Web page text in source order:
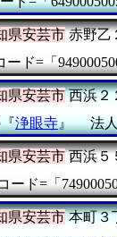
県安芸市赤野乙
ード=「
県安芸市西浜２
浄眼寺』 法
県安芸市西浜５
ード=「
県安芸市本町３